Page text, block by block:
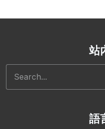
站
語